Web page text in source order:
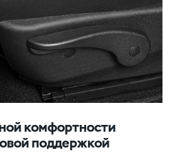
комфортности
поддержкой